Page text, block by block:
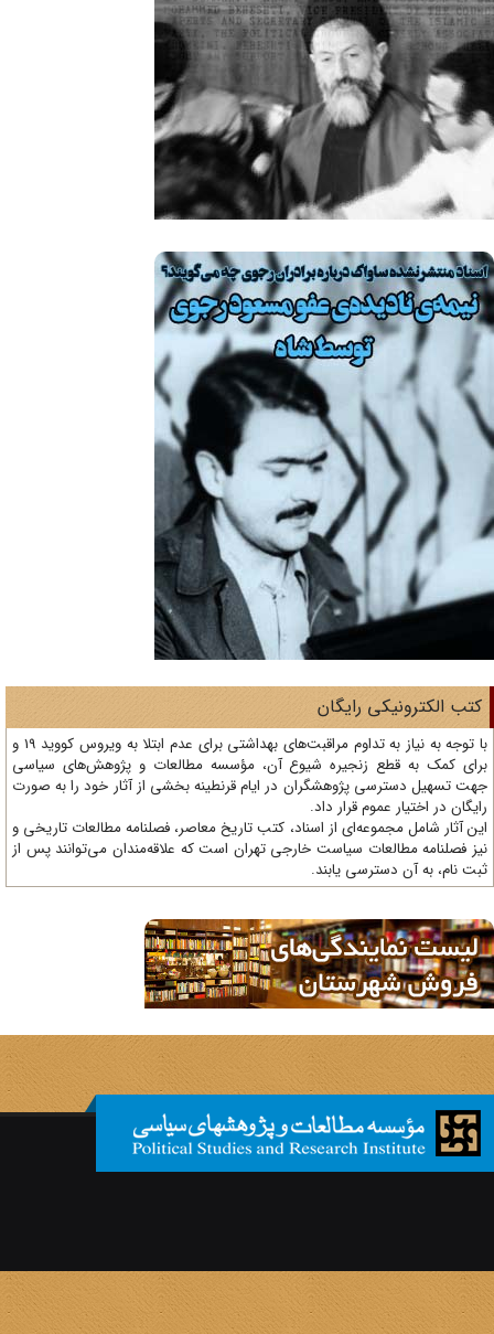
الکترونیکی رایگان
با توجه به نیاز به تداوم مراقبت‌های بهداشتی برای عدم ابتلا به ویروس کووید 19 و
کمک به قطع زنجیره شیوع آن، مؤسسه مطالعات و پژوهش‌های سیاسی
تسهیل دسترسی پژوهشگران در ایام قرنطینه بخشی از آثار خود را به صورت
در اختیار عموم قرار داد.
آثار شامل مجموعه‌ای از اسناد، کتب تاریخ معاصر، فصلنامه‌ مطالعات تاریخی و
فصلنامه مطالعات سیاست خارجی تهران است که علاقه‌مندان می‌توانند پس از
نام، به آن دسترسی یابند.